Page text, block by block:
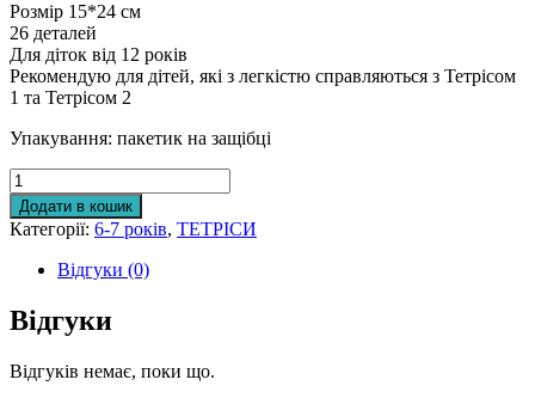
Розмір 15*24 см
26 деталей
Для діток від 12 років
Рекомендую для дітей, які з легкістю справляються з Тетрісом
1 та Тетрісом 2
Упакування: пакетик на защібці
Тетріс
3
(від
12
років)
СКЛАДАНКА
кількість
Додати в кошик
Категорії: 6-7 років, ТЕТРІСИ
Відгуки (0)
Відгуки
Відгуків немає, поки що.